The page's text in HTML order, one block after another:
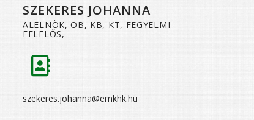
SZEKERES JOHANNA
ALELNÖK, OB, KB, KT, FEGYELMI
FELELŐS,
szekeres.johanna@emkhk.hu